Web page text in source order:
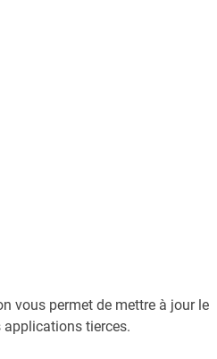
vous permet de mettre à jour le
applications tierces.